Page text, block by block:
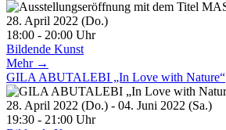
28. April 2022 (Do.)
18:00 - 20:00 Uhr
Bildende Kunst
Mehr →
GILA ABUTALEBI „In Love with Nature“
28. April 2022 (Do.) - 04. Juni 2022 (Sa.)
19:30 - 21:00 Uhr